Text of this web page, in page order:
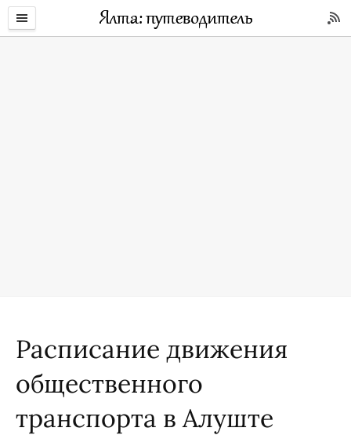
Расписание движения
общественного
транспорта в Алуште